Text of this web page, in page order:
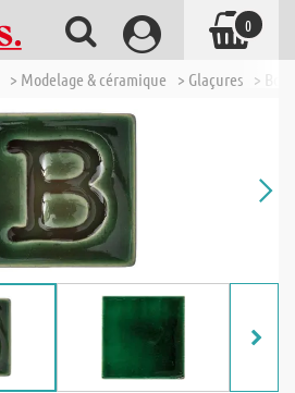
> Modelage & céramique > Glaçures >
0